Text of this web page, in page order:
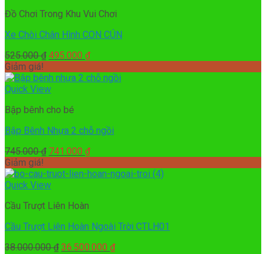
Đồ Chơi Trong Khu Vui Chơi
Xe Chòi Chân Hình CON CÚN
525.000₫ Giá
là:
525.000 ₫.
495.000 ₫Giá
tại
Giảm giá!
Quick View
Bập bênh cho bé
Bập Bênh Nhựa 2 chỗ ngồi
745.000₫ Giá
là:
745.000 ₫.
741.000 ₫Giá
tại
Giảm giá!
Quick View
Cầu Trượt Liên Hoàn
Cầu Trượt Liên Hoàn Ngoài Trời CTLH01
38.000.000₫ Giá
36.500.000 ₫Giá